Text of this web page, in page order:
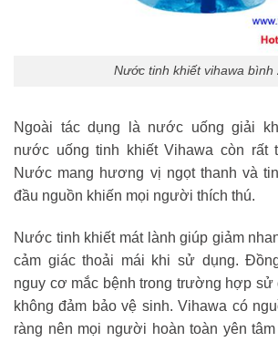
Nước tinh khiết vihawa bình
Ngoài tác dụng là nước uống giải
nước uống tinh khiết Vihawa còn rất
Nước mang hương vị ngọt thanh và
đầu nguồn khiến mọi người thích thú.
Nước tinh khiết mát lành giúp giảm
cảm giác thoải mái khi sử dụng.
nguy cơ mắc bệnh trong trường hợp
không đảm bảo vệ sinh. Vihawa có
ràng nên mọi người hoàn toàn yên